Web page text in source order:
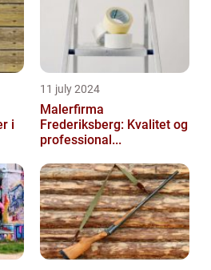
i
11 july 2024
Malerfirma
Frederiksberg: Kvalitet og
professional...